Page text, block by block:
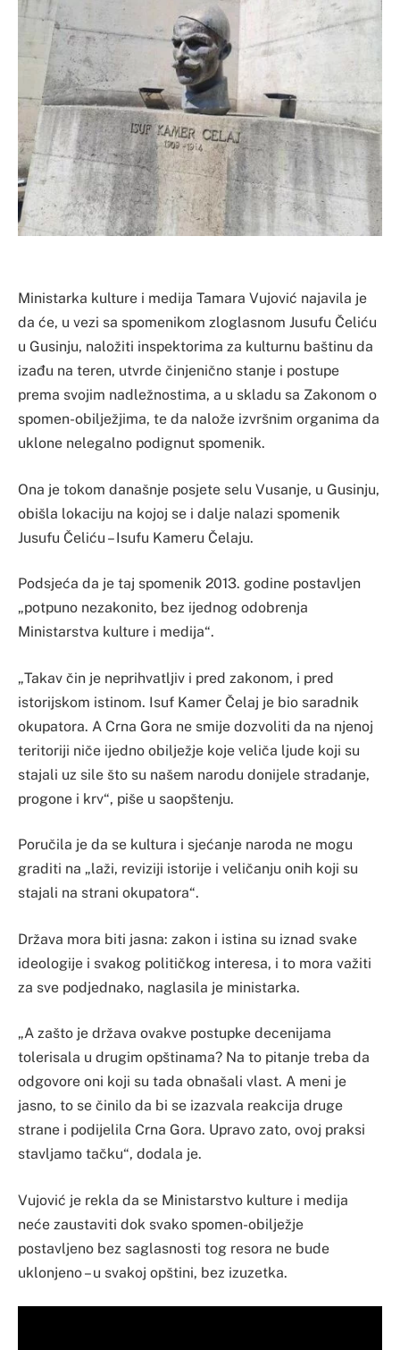
Ministarka kulture i medija Tamara Vujović najavila je
da će, u vezi sa spomenikom zloglasnom Jusufu Čeliću
u Gusinju, naložiti inspektorima za kulturnu baštinu da
izađu na teren, utvrde činjenično stanje i postupe
prema svojim nadležnostima, a u skladu sa Zakonom o
spomen-obilježjima, te da nalože izvršnim organima da
uklone nelegalno podignut spomenik.
Ona je tokom današnje posjete selu Vusanje, u Gusinju,
obišla lokaciju na kojoj se i dalje nalazi spomenik
Jusufu Čeliću – Isufu Kameru Čelaju.
Podsjeća da je taj spomenik 2013. godine postavljen
„potpuno nezakonito, bez ijednog odobrenja
Ministarstva kulture i medija“.
„Takav čin je neprihvatljiv i pred zakonom, i pred
istorijskom istinom. Isuf Kamer Čelaj je bio saradnik
okupatora. A Crna Gora ne smije dozvoliti da na njenoj
teritoriji niče ijedno obilježje koje veliča ljude koji su
stajali uz sile što su našem narodu donijele stradanje,
progone i krv“, piše u saopštenju.
Poručila je da se kultura i sjećanje naroda ne mogu
graditi na „laži, reviziji istorije i veličanju onih koji su
stajali na strani okupatora“.
Država mora biti jasna: zakon i istina su iznad svake
ideologije i svakog političkog interesa, i to mora važiti
za sve podjednako, naglasila je ministarka.
„A zašto je država ovakve postupke decenijama
tolerisala u drugim opštinama? Na to pitanje treba da
odgovore oni koji su tada obnašali vlast. A meni je
jasno, to se činilo da bi se izazvala reakcija druge
strane i podijelila Crna Gora. Upravo zato, ovoj praksi
stavljamo tačku“, dodala je.
Vujović je rekla da se Ministarstvo kulture i medija
neće zaustaviti dok svako spomen-obilježje
postavljeno bez saglasnosti tog resora ne bude
uklonjeno – u svakoj opštini, bez izuzetka.